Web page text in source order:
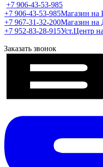
+7 906-43-53-985
+7 906-43-53-985Магазин на
+7 967-31-32-200Магазин на
+7 952-83-28-915Уст.Центр
Заказать звонок